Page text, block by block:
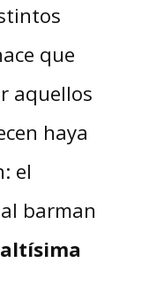
que
aquellos
haya
el
barman